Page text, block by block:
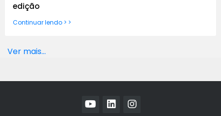
edição
Continuar lendo > >
Ver mais...